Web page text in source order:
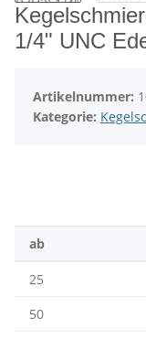
1/4" UNC
Artikelnummer:
Kategorie:
ab
25
50